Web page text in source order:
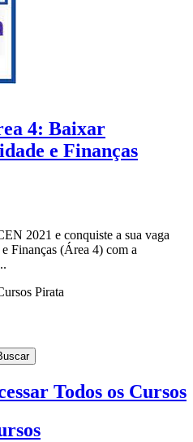
4: Baixar
e Finanças
2021 e conquiste a sua vaga
Finanças (Área 4) com a
Pirata
Todos os Cursos